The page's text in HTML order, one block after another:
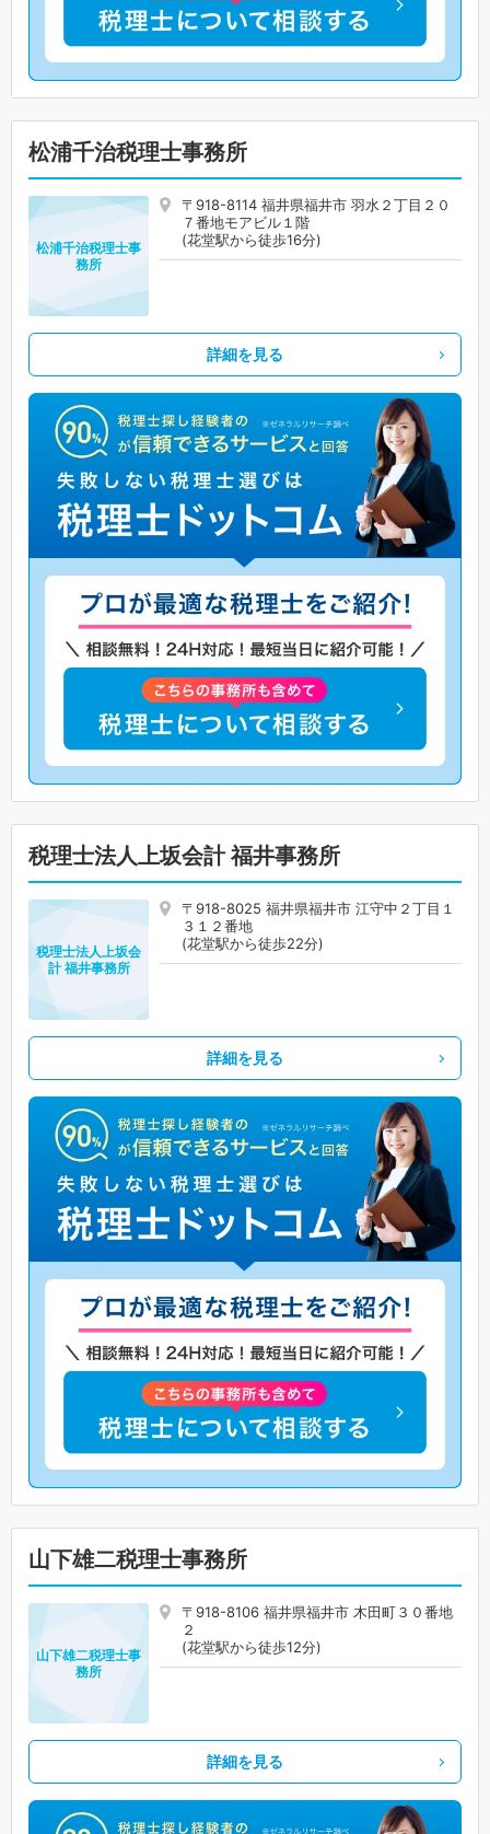
松浦千治税理士事務所
〒918-8114 福井県福井市 羽水２丁目２０
７番地モアビル１階
(花堂駅から徒歩16分)
松浦千治税理士事
務所
詳細を見る
税理士法人上坂会計 福井事務所
〒918-8025 福井県福井市 江守中２丁目１
３１２番地
(花堂駅から徒歩22分)
税理士法人上坂会
計 福井事務所
詳細を見る
山下雄二税理士事務所
〒918-8106 福井県福井市 木田町３０番地
２
(花堂駅から徒歩12分)
山下雄二税理士事
務所
詳細を見る